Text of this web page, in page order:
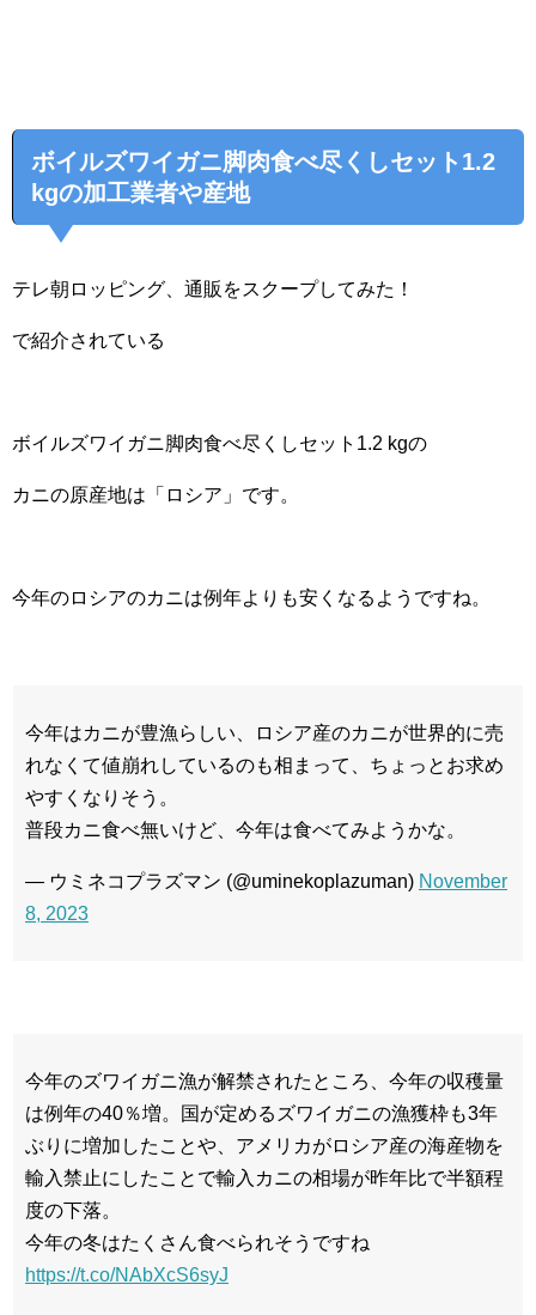
ボイルズワイガニ脚肉食べ尽くしセット1.2
kgの加工業者や産地
テレ朝ロッピング、通販をスクープしてみた！
で紹介されている
ボイルズワイガニ脚肉食べ尽くしセット1.2 kgの
カニの原産地は「ロシア」です。
今年のロシアのカニは例年よりも安くなるようですね。
今年はカニが豊漁らしい、ロシア産のカニが世界的に売
れなくて値崩れしているのも相まって、ちょっとお求め
やすくなりそう。
普段カニ食べ無いけど、今年は食べてみようかな。
— ウミネコプラズマン (@uminekoplazuman) November
8, 2023
今年のズワイガニ漁が解禁されたところ、今年の収穫量
は例年の40％増。国が定めるズワイガニの漁獲枠も3年
ぶりに増加したことや、アメリカがロシア産の海産物を
輸入禁止にしたことで輸入カニの相場が昨年比で半額程
度の下落。
今年の冬はたくさん食べられそうですね
https://t.co/NAbXcS6syJ